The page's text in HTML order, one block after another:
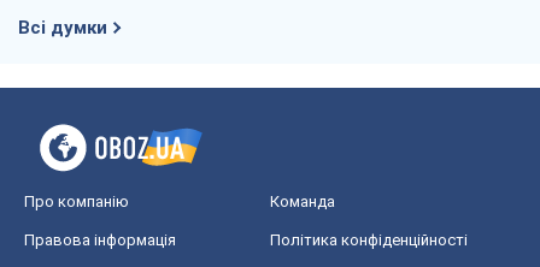
Всі думки
Про компанію Команда
Правова інформація Політика конфіденційності